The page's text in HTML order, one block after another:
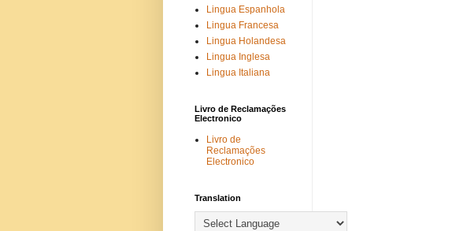
Lingua Espanhola
Lingua Francesa
Lingua Holandesa
Lingua Inglesa
Lingua Italiana
Livro de Reclamações
Electronico
Livro de
Reclamações
Electronico
Translation